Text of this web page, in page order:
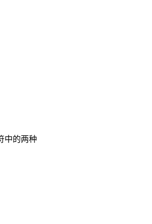
中的两种